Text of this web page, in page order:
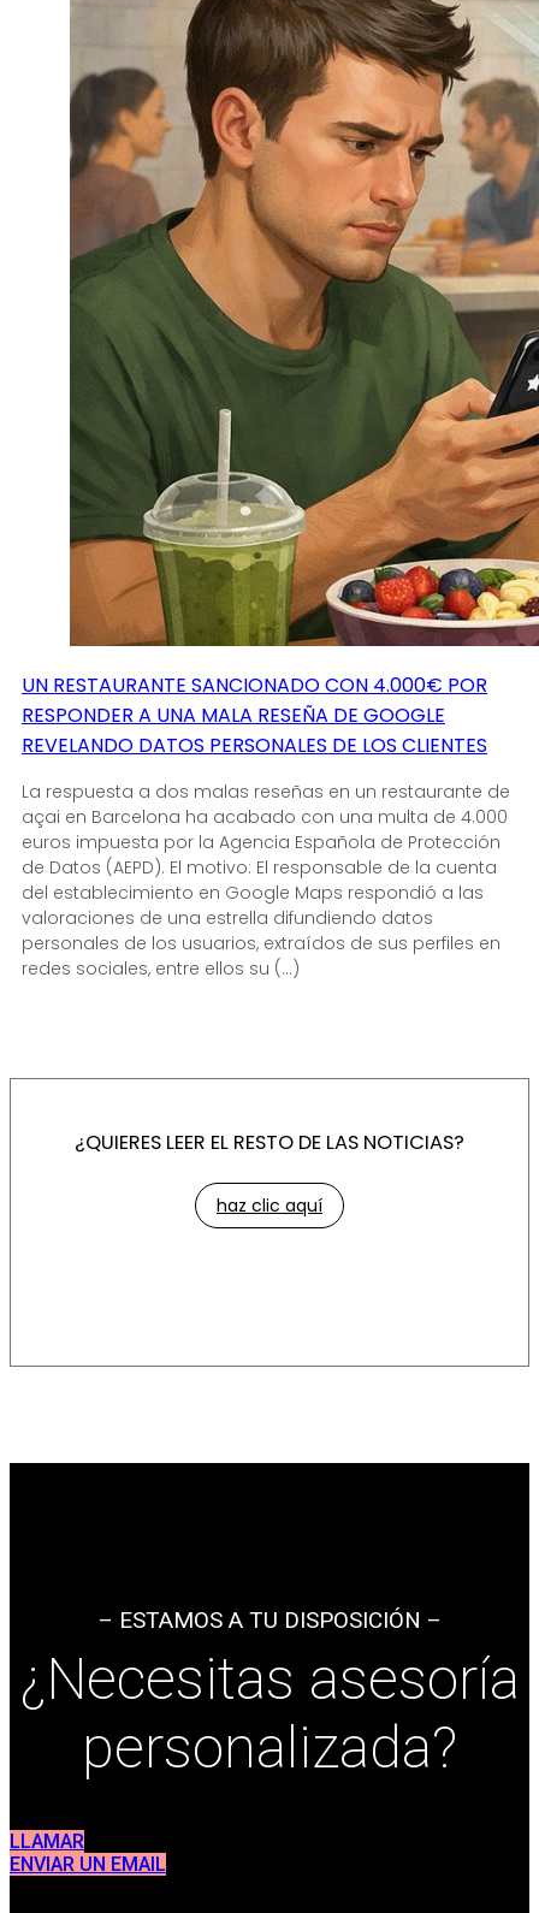
UN RESTAURANTE SANCIONADO CON 4.000€ POR
RESPONDER A UNA MALA RESEÑA DE GOOGLE
REVELANDO DATOS PERSONALES DE LOS CLIENTES
La respuesta a dos malas reseñas en un restaurante de
açai en Barcelona ha acabado con una multa de 4.000
euros impuesta por la Agencia Española de Protección
de Datos (AEPD). El motivo: El responsable de la cuenta
del establecimiento en Google Maps respondió a las
valoraciones de una estrella difundiendo datos
personales de los usuarios, extraídos de sus perfiles en
redes sociales, entre ellos su (...)
¿QUIERES LEER EL RESTO DE LAS NOTICIAS?
haz clic aquí
– ESTAMOS A TU DISPOSICIÓN –
¿Necesitas asesoría
personalizada?
LLAMAR
ENVIAR UN EMAIL